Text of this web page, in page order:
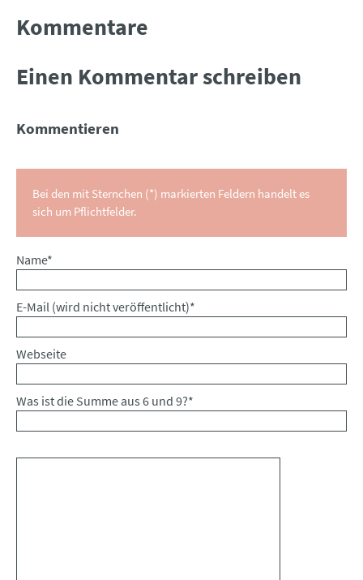
Kommentare
Einen Kommentar schreiben
Kommentieren
Bei den mit Sternchen (*) markierten Feldern handelt es
sich um Pflichtfelder.
Pflichtfeld
Name*
Pflichtfeld
E-Mail (wird nicht veröffentlicht)*
Webseite
Was ist die Summe aus 6 und 9?*